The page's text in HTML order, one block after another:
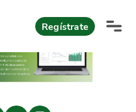
Regístrate